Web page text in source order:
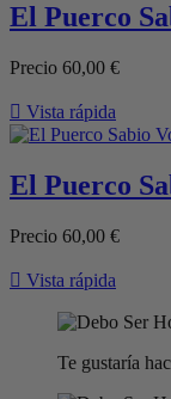
El Puerco
Precio 60,00 €
 Vista rápida
El Puerco
Precio 60,00 €
 Vista rápida
Te gustaría